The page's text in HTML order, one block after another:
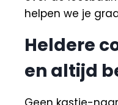
helpen we je
Heldere
en altijd